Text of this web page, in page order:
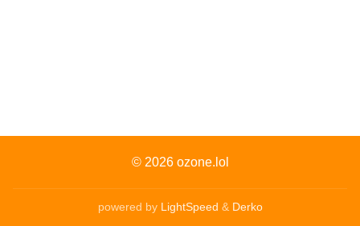
© 2026 ozone.lol
powered by LightSpeed & Derko